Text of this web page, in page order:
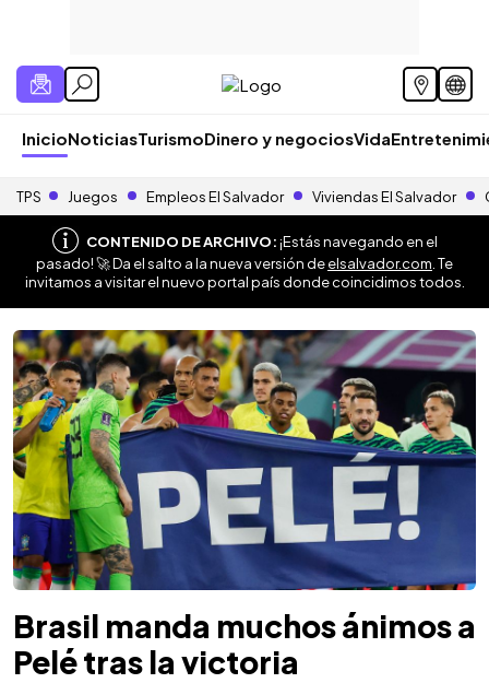
InicioNoticiasTurismoDinero y negociosVida
TPS Juegos Empleos El Salvador Viviendas El Salvador
CONTENIDO DE ARCHIVO:¡Estás navegando en el
pasado! 🚀 Da el salto a la nueva versión deelsalvador.com . Te
invitamos a visitar el nuevo portal país donde coincidimos todos.
Brasil manda muchos ánimos a
Pelé tras la victoria